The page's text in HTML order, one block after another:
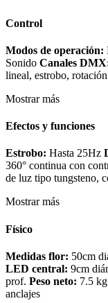
Control
Modos de operación:
Sonido Canales
lineal, estrobo,
Mostrar más
Efectos y funciones
Estrobo: Hasta 25Hz
360° continua con
de luz tipo tungsteno,
Mostrar más
Físico
Medidas flor: 50cm
LED central: 9cm
prof. Peso neto: 7.5 kg
anclajes